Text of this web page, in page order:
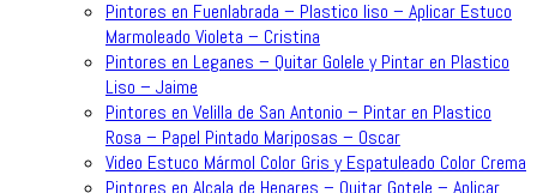
Pintores en Fuenlabrada – Plastico liso – Aplicar Estuco
Marmoleado Violeta – Cristina
Pintores en Leganes – Quitar Golele y Pintar en Plastico
Liso – Jaime
Pintores en Velilla de San Antonio – Pintar en Plastico
Rosa – Papel Pintado Mariposas – Oscar
Video Estuco Mármol Color Gris y Espatuleado Color Crema
Pintores en Alcala de Henares – Quitar Gotele – Aplicar